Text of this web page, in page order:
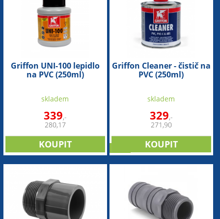
Griffon UNI-100 lepidlo
na PVC (250ml)
skladem
339,-
280,17
Griffon Cleaner - čistič na
PVC (250ml)
skladem
329,-
271,90